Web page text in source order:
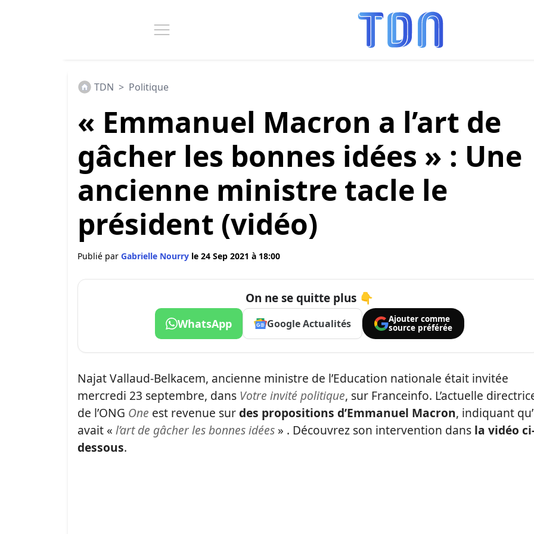
TDN > Politique
« Emmanuel Macron a l’art de
gâcher les bonnes idées » : Une
ancienne ministre tacle le
président (vidéo)
Publié par Gabrielle Nourry le 24 Sep 2021 à 18:00
On ne se quitte plus 👇
WhatsApp Google Actualités
Ajouter comme
source préférée
Najat Vallaud-Belkacem, ancienne ministre de l’Education nationale était invitée
mercredi 23 septembre, dans Votre invité politique, sur Franceinfo. L’actuelle
de l’ONG One est revenue surdes propositions d’Emmanuel Macron, indiquant
avait « l’art de gâcher les bonnes idées » . Découvrez son intervention dans la vidéo
dessous.